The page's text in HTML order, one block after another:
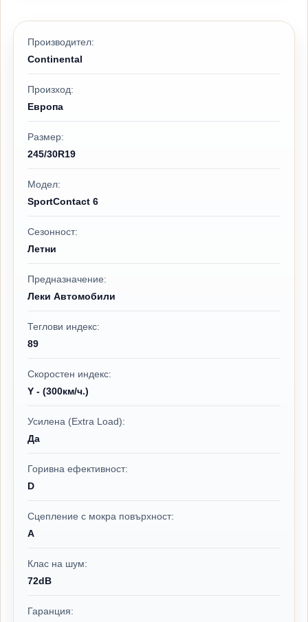
Производител:
Continental
Произход:
Европа
Размер:
245/30R19
Модел:
SportContact 6
Сезонност:
Летни
Предназначение:
Леки Автомобили
Теглови индекс:
89
Скоростен индекс:
Y - (300км/ч.)
Усилена (Extra Load):
Да
Горивна ефективност:
D
Сцепление с мокра повърхност:
A
Клас на шум:
72dB
Гаранция: